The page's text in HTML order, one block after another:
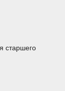
старшего